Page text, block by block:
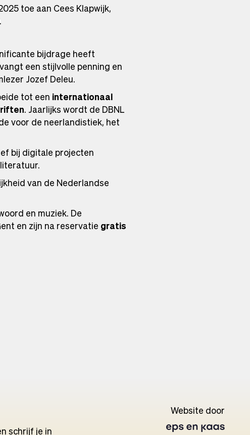
toe aan Cees Klapwijk,
bijdrage heeft
een stijlvolle penning en
Jozef Deleu.
tot een internationaal
. Jaarlijks wordt de DBNL
voor de neerlandistiek, het
bij digitale projecten
van de Nederlandse
en muziek. De
en zijn na reservatie gratis
schrijf je in
Website door